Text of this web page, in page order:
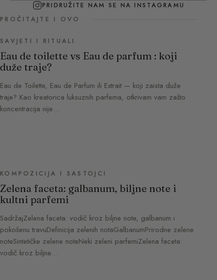
PRIDRUŽITE NAM SE NA INSTAGRAMU
PROČITAJTE I OVO
SAVJETI I RITUALI
Eau de toilette vs Eau de parfum : koji
duže traje?
Eau de Toilette, Eau de Parfum ili Extrait — koji zaista duže
traje? Kao kreatorica luksuznih parfema, otkrivam vam zašto
koncentracija nije…
KOMPOZICIJA I SASTOJCI
Zelena faceta: galbanum, biljne note i
kultni parfemi
SadržajZelena faceta: vodič kroz biljne note, galbanum i
pokošenu travuDefinicija zelenih notaGalbanumPrirodne zelene
noteSintetičke zelene noteNeki zeleni parfemiZelena faceta:
vodič kroz biljne…